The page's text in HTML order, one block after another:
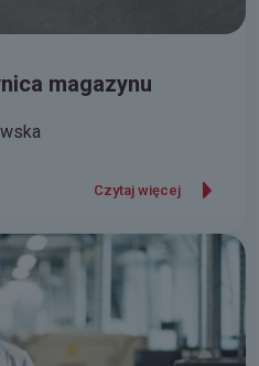
magazynu
Czytaj więcej